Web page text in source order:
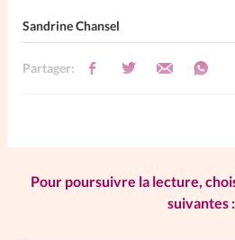
Shopping Spi
Sandrine Chansel
Partager:
Pour poursuivre la lecture,
suivantes :